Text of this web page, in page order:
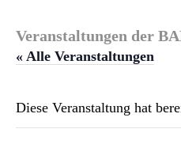
Veranstaltungen der
« Alle Veranstaltungen
Diese Veranstaltung hat